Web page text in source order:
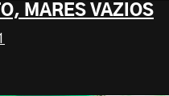
MARES VAZIOS